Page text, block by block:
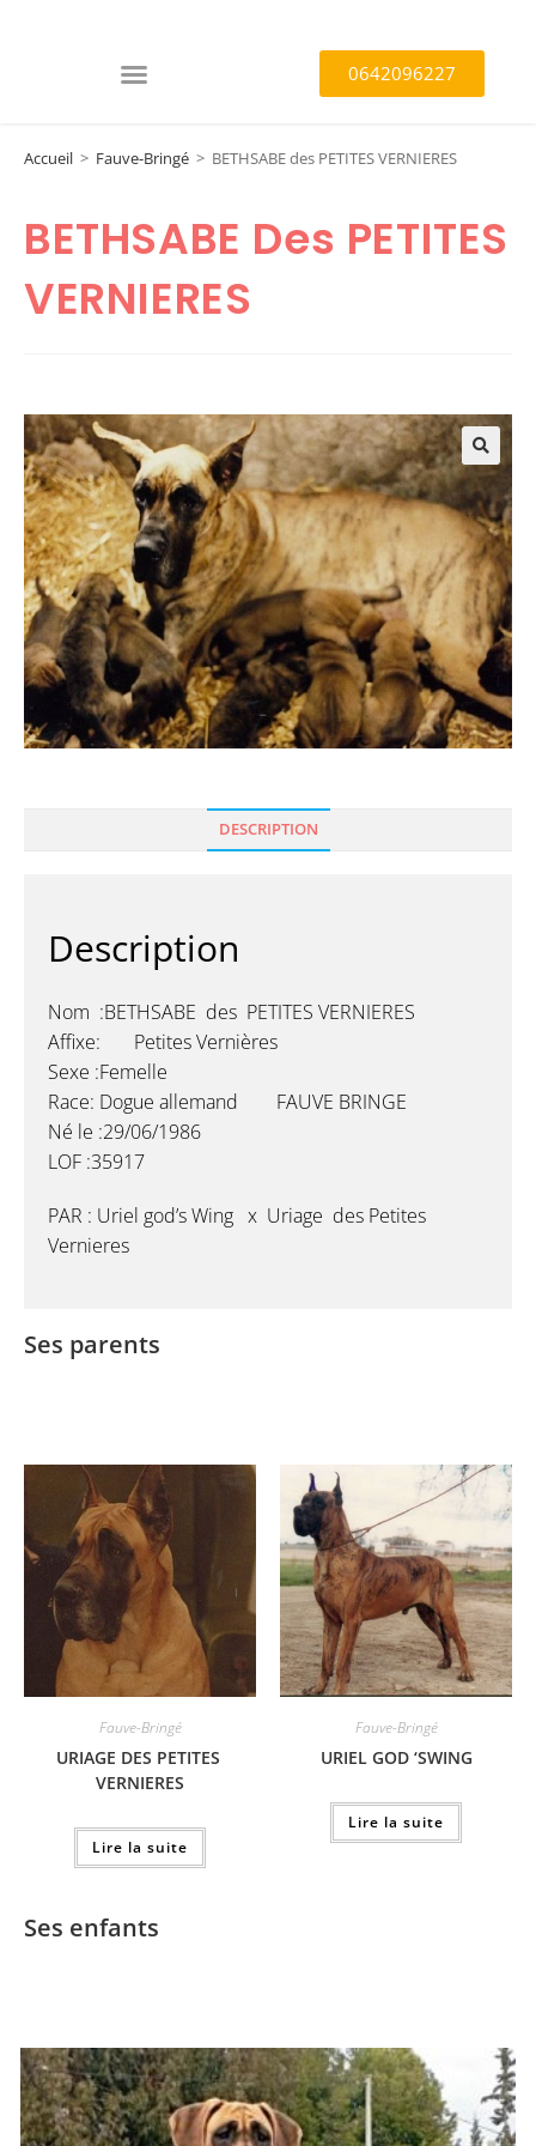
0642096227
Accueil > Fauve-Bringé > BETHSABE des PETITES VERNIERES
BETHSABE Des PETITES
VERNIERES
🔍
DESCRIPTION
Description
Nom :BETHSABE des PETITES VERNIERES
Affixe: Petites Vernières
Sexe :Femelle
Race: Dogue allemand FAUVE BRINGE
Né le :29/06/1986
LOF :35917
PAR : Uriel god’s Wing x Uriage des Petites
Vernieres
Ses parents
Fauve-Bringé
URIAGE DES PETITES
VERNIERES
Lire la suite
Fauve-Bringé
URIEL GOD ‘SWING
Lire la suite
Ses enfants